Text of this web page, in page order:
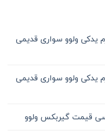
یدکی ولوو سواری قدیمی
یدکی ولوو سواری قدیمی
قیمت گیربکس ولوو